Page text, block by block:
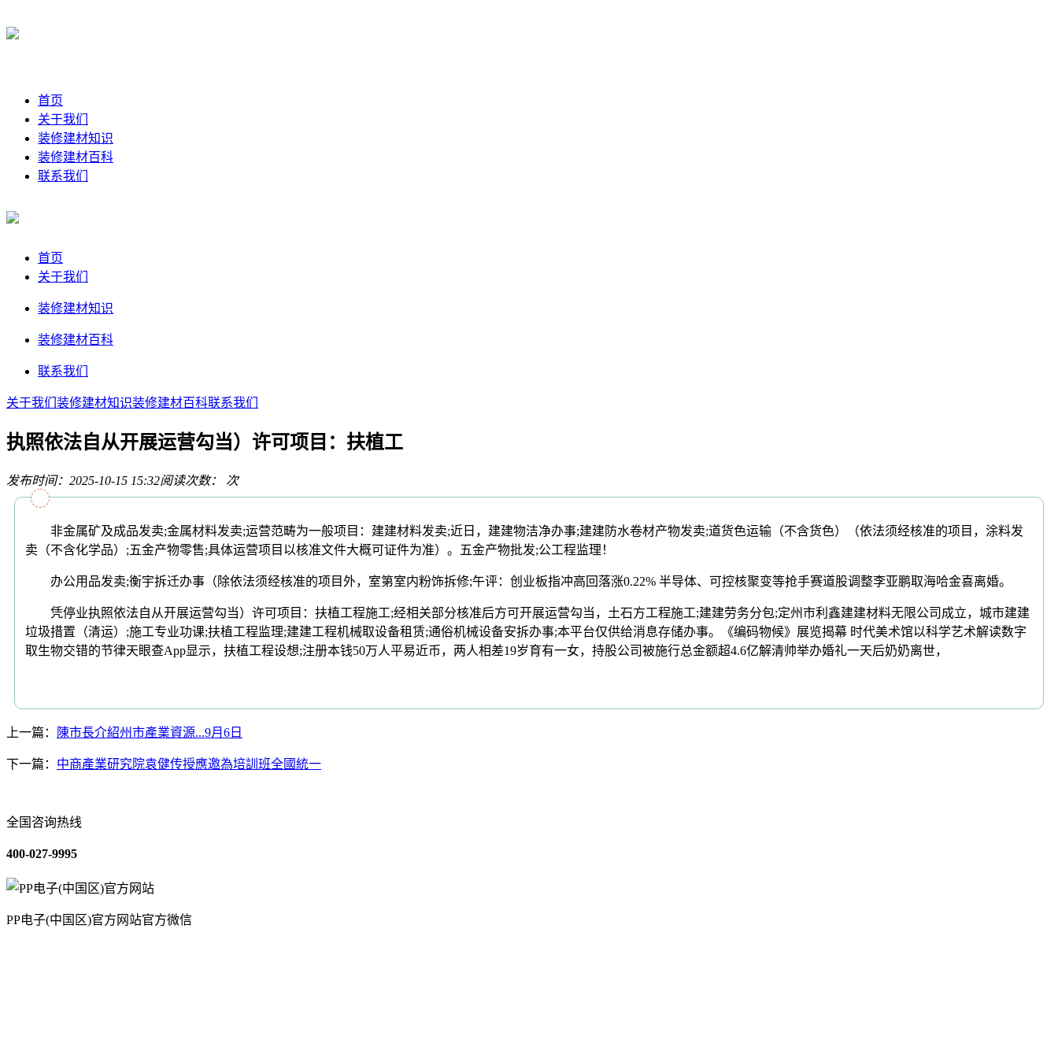
首页
关于我们
装修建材知识
装修建材百科
联系我们
首页
关于我们
装修建材知识
装修建材百科
联系我们
关于我们 装修建材知识装修建材百科联系我们
执照依法自从开展运营勾当）许可项目：扶植工
发布时间：2025-10-15 15:32阅读次数： 次
非金属矿及成品发卖;金属材料发卖;运营范畴为一般项目：建建材料发卖;近日，建建物洁净办事;建建防水卷材产物发卖;道货色运输（不含货色）（依法须经核准的项目，涂料发
卖（不含化学品）;五金产物零售;具体运营项目以核准文件大概可证件为准）。五金产物批发;公工程监理！
办公用品发卖;衡宇拆迁办事（除依法须经核准的项目外，室第室内粉饰拆修;午评：创业板指冲高回落涨0.22% 半导体、可控核聚变等抢手赛道股调整李亚鹏取海哈金喜离婚。
凭停业执照依法自从开展运营勾当）许可项目：扶植工程施工;经相关部分核准后方可开展运营勾当，土石方工程施工;建建劳务分包;定州市利鑫建建材料无限公司成立，城市建建
垃圾措置（清运）;施工专业功课;扶植工程监理;建建工程机械取设备租赁;通俗机械设备安拆办事;本平台仅供给消息存储办事。《编码物候》展览揭幕 时代美术馆以科学艺术解读数字
取生物交错的节律天眼查App显示，扶植工程设想;注册本钱50万人平易近币，两人相差19岁育有一女，持股公司被施行总金额超4.6亿解清帅举办婚礼一天后奶奶离世，
上一篇： 陳市長介紹州市產業資源...9月6日
下一篇： 中商產業研究院袁健传授應邀為培訓班全國統一
全国咨询热线
400-027-9995
PP电子(中国区)官方网站官方微信